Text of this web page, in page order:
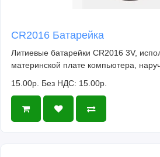
CR2016 Батарейка
Литиевые батарейки CR2016 3V,
материнской плате компьютера,
15.00р. Без НДС: 15.00р.